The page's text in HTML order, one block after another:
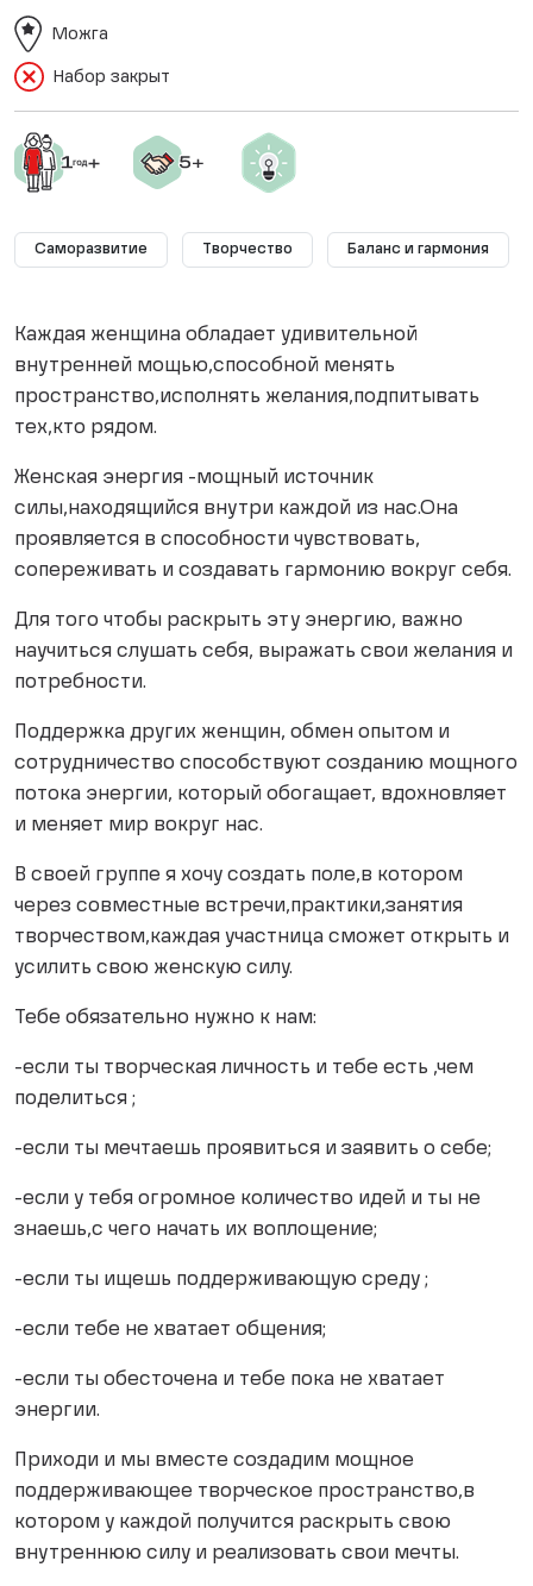
Набор закрыт
Можга
Саморазвитие Творчество Баланс и гармония
Каждая женщина обладает удивительной
внутренней мощью,способной менять
пространство,исполнять желания,подпитывать
тех,кто рядом.
Женская энергия -мощный источник
силы,находящийся внутри каждой из нас.Она
проявляется в способности чувствовать,
сопереживать и создавать гармонию вокруг себя.
Для того чтобы раскрыть эту энергию, важно
научиться слушать себя, выражать свои желания и
потребности.
Поддержка других женщин, обмен опытом и
сотрудничество способствуют созданию мощного
потока энергии, который обогащает, вдохновляет
и меняет мир вокруг нас.
В своей группе я хочу создать поле,в котором
через совместные встречи,практики,занятия
творчеством,каждая участница сможет открыть и
усилить свою женскую силу.
Тебе обязательно нужно к нам:
-если ты творческая личность и тебе есть ,чем
поделиться ;
-если ты мечтаешь проявиться и заявить о себе;
-если у тебя огромное количество идей и ты не
знаешь,с чего начать их воплощение;
-если ты ищешь поддерживающую среду ;
-если тебе не хватает общения;
-если ты обесточена и тебе пока не хватает
энергии.
Приходи и мы вместе создадим мощное
поддерживающее творческое пространство,в
котором у каждой получится раскрыть свою
внутреннюю силу и реализовать свои мечты.